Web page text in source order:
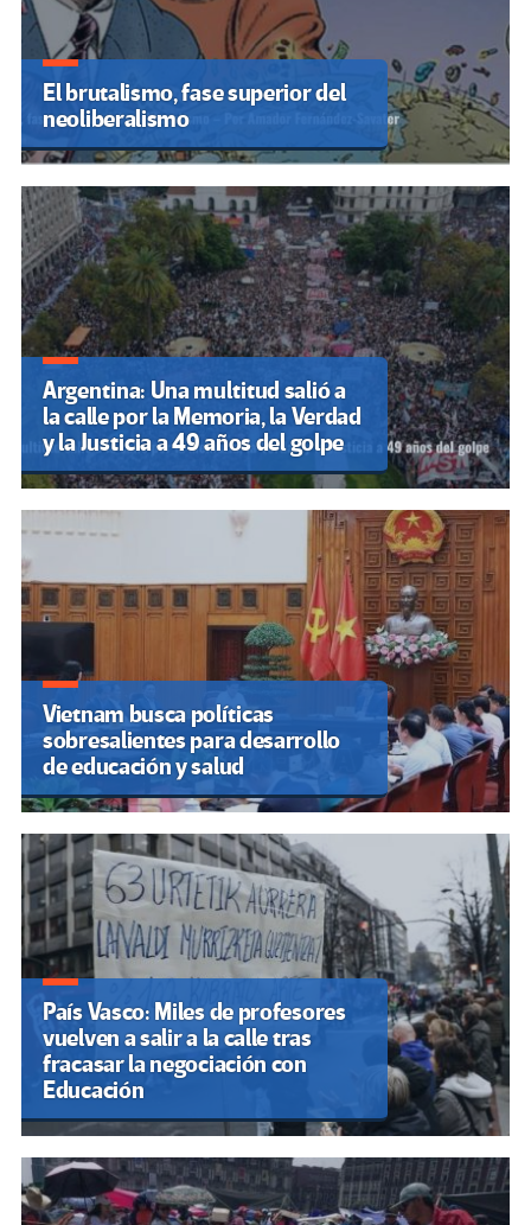
El brutalismo, fase superior del
neoliberalismo
Argentina: Una multitud salió a
la calle por la Memoria, la Verdad
y la Justicia a 49 años del golpe
Vietnam busca políticas
sobresalientes para desarrollo
de educación y salud
País Vasco: Miles de profesores
vuelven a salir a la calle tras
fracasar la negociación con
Educación